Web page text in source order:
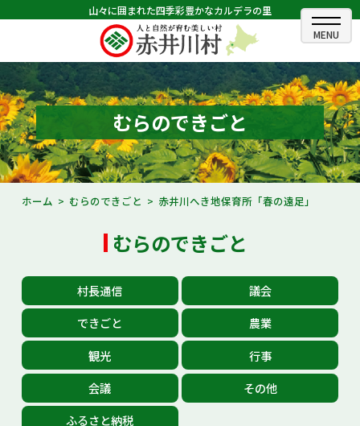
山々に囲まれた四季彩豊かなカルデラの里
ホーム
むらのできごと
むらのプロフィール
くらしの情報
観光・イベント情報
あかいがわ広報
お問い合せ
Select Language
むらのできごと
ホーム むらのできごと 赤井川へき地保育所「春の遠足」
むらのできごと
村長通信
議会
できごと
農業
観光
行事
会議
その他
ふるさと納税